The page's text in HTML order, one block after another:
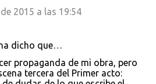
2015 a las 19:54
ha dicho que…
propaganda de mi obra, pero
tercera del Primer acto: